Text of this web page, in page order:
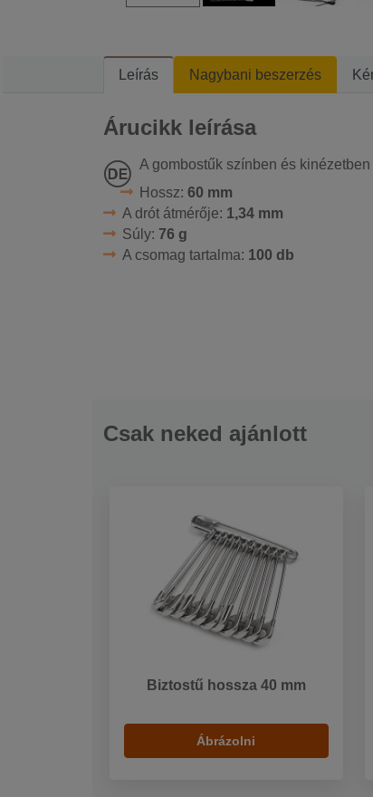
Leírás Nagybani beszerzés
Árucikk leírása
A gombostűk színben és
Hossz: 60 mm
A drót átmérője: 1,34 mm
Súly: 76 g
A csomag tartalma: 100 db
Csak neked ajánlott
Biztostű hossza 40 mm
Ábrázolni